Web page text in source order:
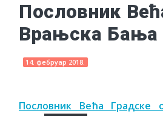
Пословник
Врањска Бања
14. фебруар 2018.
Пословник Већа Градске